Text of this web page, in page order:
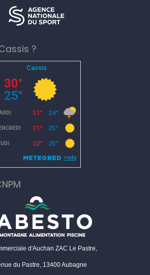
?
d'Auchan ZAC Le Pastre,
du Pastre, 13400 Aubagne